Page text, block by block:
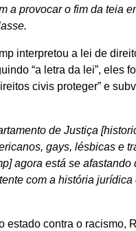
a provocar o fim da teia
interpretou a lei de
“a letra da lei”, eles
civis proteger” e
de Justiça
gays, lésbicas e
agora está se
com a história
estado contra o racismo,